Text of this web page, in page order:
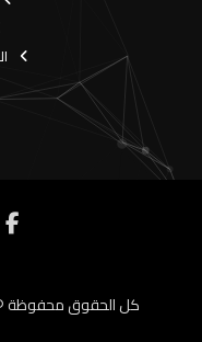
كل الحقوق محفوظة © ٢٠٢٢ لشركة تمره للصيانة